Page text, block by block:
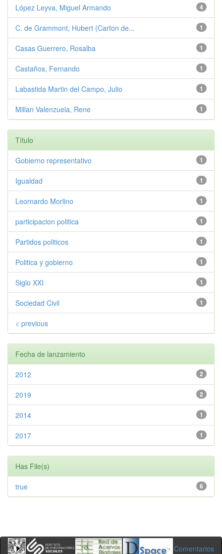
4
López Leyva, Miguel Armando
1
C. de Grammont, Hubert (Carton de...
1
Casas Guerrero, Rosalba
1
Castaños, Fernando
1
Labastida Martin del Campo, Julio
1
Millan Valenzuela, Rene
Título
1
Gobierno representativo
1
Igualdad
1
Leornardo Morlino
1
participacion politica
1
Partidos politicos
1
Politica y gobierno
1
Siglo XXI
1
Sociedad Civil
< previous
Fecha de lanzamiento
2
2012
2
2019
1
2014
1
2017
Has File(s)
6
true
Comentarios